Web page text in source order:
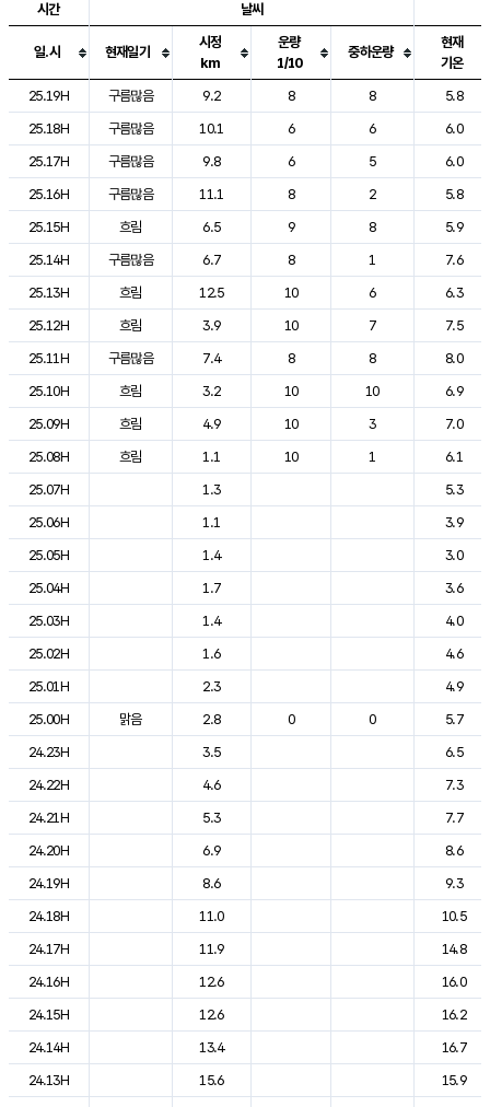
도시별 기상실황표로 지점, 날씨, 기온, 강수, 바람, 기압등을 안내한 표입
시간 날씨
일.시 현재일기
시정
km
운량
1/10
중하운량
현재
기온
25.19H
구름많음 9.2 8 8
5.8
25.18H
구름많음 10.1 6 6
6.0
25.17H
구름많음 9.8 6 5
6.0
25.16H
구름많음 11.1 8 2
5.8
25.15H
흐림 6.5 9 8
5.9
25.14H
구름많음 6.7 8 1
7.6
25.13H
흐림 12.5 10 6
6.3
25.12H
흐림 3.9 10 7
7.5
25.11H
구름많음 7.4 8 8
8.0
25.10H
흐림 3.2 10 10
6.9
25.09H
흐림 4.9 10 3
7.0
25.08H
흐림 1.1 10 1
6.1
25.07H
1.3
5.3
25.06H
1.1
3.9
25.05H
1.4
3.0
25.04H
1.7
3.6
25.03H
1.4
4.0
25.02H
1.6
4.6
25.01H
2.3
4.9
25.00H
맑음 2.8 0 0
5.7
24.23H
3.5
6.5
24.22H
4.6
7.3
24.21H
5.3
7.7
24.20H
6.9
8.6
24.19H
8.6
9.3
24.18H
11.0
10.5
24.17H
11.9
14.8
24.16H
12.6
16.0
24.15H
12.6
16.2
24.14H
13.4
16.7
24.13H
15.6
15.9